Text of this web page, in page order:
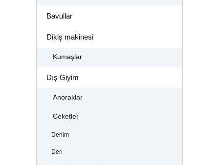
Bavullar
Dikiş makinesi
Kumaşlar
Dış Giyim
Anoraklar
Ceketler
Denim
Deri